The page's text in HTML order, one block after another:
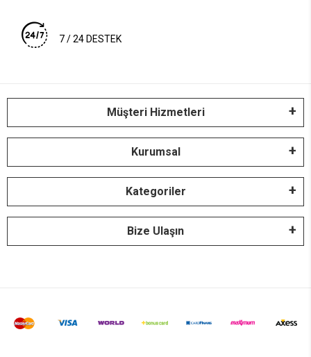
7 / 24 DESTEK
Müşteri Hizmetleri
Kurumsal
Kategoriler
Bize Ulaşın